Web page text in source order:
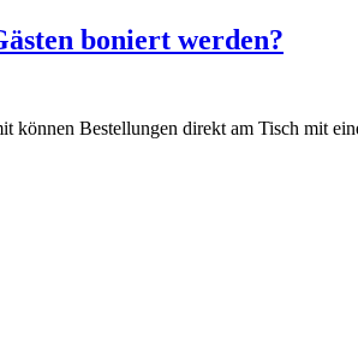
boniert werden?
Bestellungen direkt am Tisch mit